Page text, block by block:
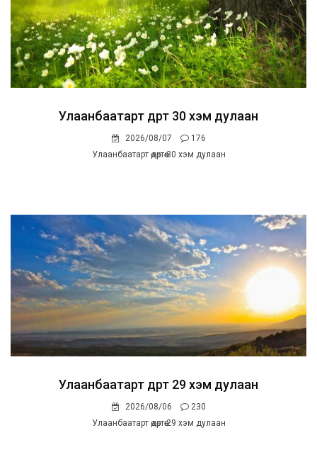
Улаанбаатарт өдөртөө 30 хэм дулаан
2026/08/07
176
Улаанбаатарт өдөртөө 30 хэм дулаан
Улаанбаатарт өдөртөө 29 хэм дулаан
2026/08/06
230
Улаанбаатарт өдөртөө 29 хэм дулаан